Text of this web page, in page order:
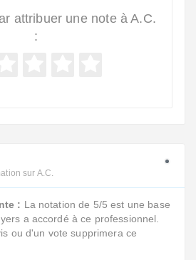
attribuer une note à A.C.
:
sur A.C.
: La notation de 5/5 est une base
a accordé à ce professionnel.
ou d'un vote supprimera ce